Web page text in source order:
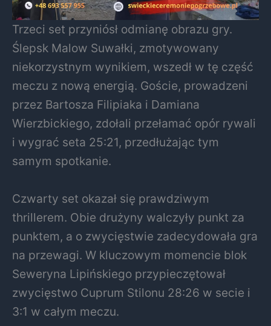
Trzeci set przyniósł odmianę obrazu gry.
Ślepsk Malow Suwałki, zmotywowany
niekorzystnym wynikiem, wszedł w tę część
meczu z nową energią. Goście, prowadzeni
przez Bartosza Filipiaka i Damiana
Wierzbickiego, zdołali przełamać opór rywali
i wygrać seta 25:21, przedłużając tym
samym spotkanie.
Czwarty set okazał się prawdziwym
thrillerem. Obie drużyny walczyły punkt za
punktem, a o zwycięstwie zadecydowała gra
na przewagi. W kluczowym momencie blok
Seweryna Lipińskiego przypieczętował
zwycięstwo Cuprum Stilonu 28:26 w secie i
3:1 w całym meczu.